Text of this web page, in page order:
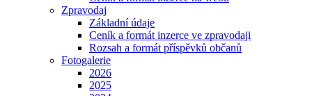
Zpravodaj
Základní údaje
Ceník a formát inzerce ve zpravodaji
Rozsah a formát příspěvků občanů
Fotogalerie
2026
2025